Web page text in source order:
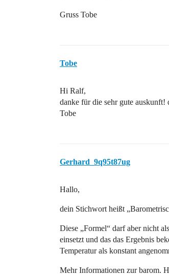
Gruss Tobe
Tobe
Hi Ralf,
danke für die sehr gute auskunft!
Tobe
Gerhard_9q95t87ug
Hallo,
dein Stichwort heißt
Diese „Formel“ darf aber nicht
einsetzt und das das Ergebnis
Temperatur als konstant
Mehr Informationen zur barom.